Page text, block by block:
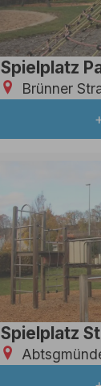
Spielplatz
Brünner
Spielplatz